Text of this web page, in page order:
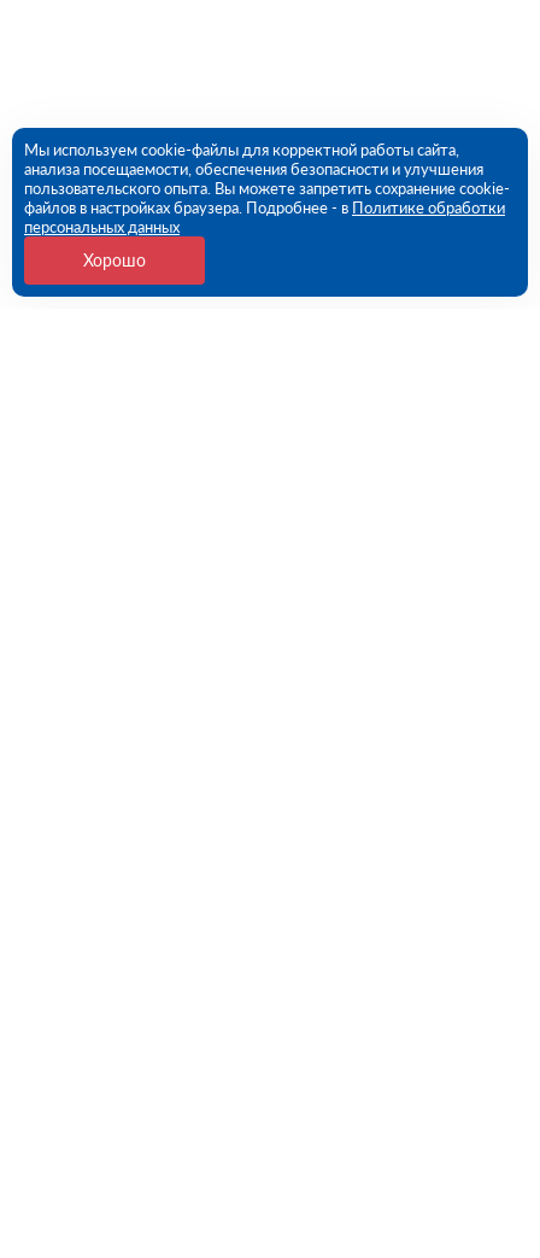
Мы используем cookie-файлы для корректной работы сайта,
анализа посещаемости, обеспечения безопасности и улучшения
пользовательского опыта. Вы можете запретить сохранение cookie-
файлов в настройках браузера. Подробнее - в Политике обработки
персональных данных
Хорошо